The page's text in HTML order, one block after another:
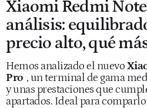
Xiaomi Redmi Note
análisis:
precio alto, qué
Hemos analizado el nuevo
Pro , un terminal de gama
y unas prestaciones que
apartados. Ideal para comparlo